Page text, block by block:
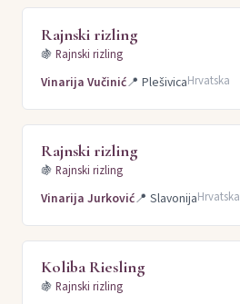
Rajnski rizling
🍇 Rajnski rizling
Vinarija Vučinić📍 PlešivicaHrvatska
Rajnski rizling
🍇 Rajnski rizling
Vinarija Jurković📍 SlavonijaHrvatska
Koliba Riesling
🍇 Rajnski rizling